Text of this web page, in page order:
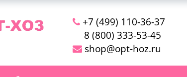
+7 (499) 110-36-37
8 (800) 333-53-45
shop@opt-hoz.ru